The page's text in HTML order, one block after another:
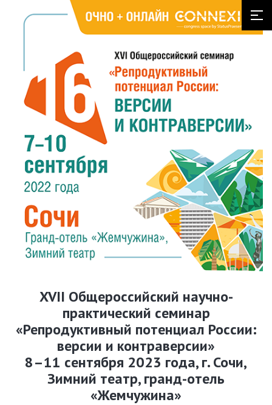
XVII Общероссийский научно-
практический семинар
«Репродуктивный потенциал России:
версии и контраверсии»
8–11 сентября 2023 года, г. Сочи,
Зимний театр, гранд-отель
«Жемчужина»